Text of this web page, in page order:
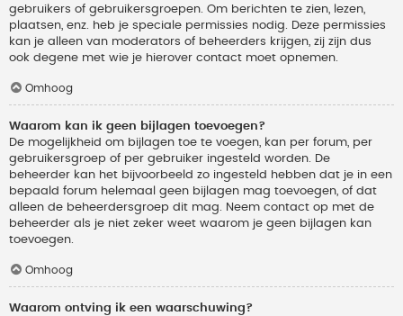
gebruikers of gebruikersgroepen. Om berichten te zien, lezen,
plaatsen, enz. heb je speciale permissies nodig. Deze permissies
kan je alleen van moderators of beheerders krijgen, zij zijn dus
ook degene met wie je hierover contact moet opnemen.
Omhoog
Waarom kan ik geen bijlagen toevoegen?
De mogelijkheid om bijlagen toe te voegen, kan per forum, per
gebruikersgroep of per gebruiker ingesteld worden. De
beheerder kan het bijvoorbeeld zo ingesteld hebben dat je in een
bepaald forum helemaal geen bijlagen mag toevoegen, of dat
alleen de beheerdersgroep dit mag. Neem contact op met de
beheerder als je niet zeker weet waarom je geen bijlagen kan
toevoegen.
Omhoog
Waarom ontving ik een waarschuwing?